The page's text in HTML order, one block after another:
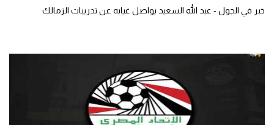
خبر في الجول - عبد الله السعيد يواصل غيابه عن تدريبات الزمالك